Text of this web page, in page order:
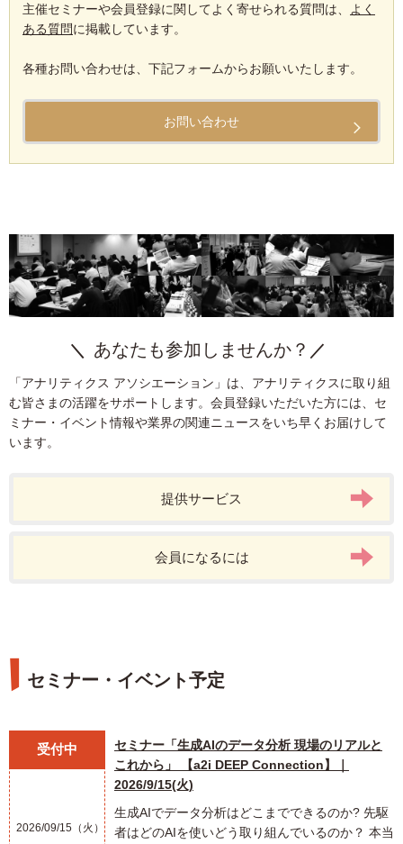
主催セミナーや会員登録に関してよく寄せられる質問は、
よく
ある質問に掲載しています。
各種お問い合わせは、下記フォームからお願いいたします。
お問い合わせ
あなたも参加しませんか？
「アナリティクス アソシエーション」は、アナリティクスに取り組
む皆さまの活躍をサポートします。会員登録いただいた方には、セ
ミナー・イベント情報や業界の関連ニュースをいち早くお届けして
います。
提供サービス
会員になるには
セミナー・イベント予定
受付中
2026/09/15（火）
セミナー「生成AIのデータ分析 現場のリアルと
これから」 【a2i DEEP Connection】｜
2026/9/15(火)
生成AIでデータ分析はどこまでできるのか? 先駆
者はどのAIを使いどう取り組んでいるのか？ 本当